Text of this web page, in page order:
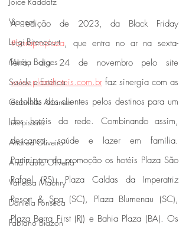
Viagem
Luigi Bitencourt
Miréia Borges
Saúde e Estética
Gabrielle Adames
luis-pissaia
Andrea Oliveira
Ana Paula Oliveira
Vanessa Machry
Daniela Fonseca
Fabiano Biazon
#boraproplaza, que entra no ar na sexta-
www.plazahoteis.com.br faz sinergia com as
escolhas dos clientes pelos destinos para um
dos hotéis da rede. Combinando assim,
descanso, saúde e lazer em família.
Participam da promoção os hotéis Plaza São
Rafael (RS), Plaza Caldas da Imperatriz
Resort & Spa (SC), Plaza Blumenau (SC),
Plaza Barra First (RJ) e Bahia Plaza (BA). Os